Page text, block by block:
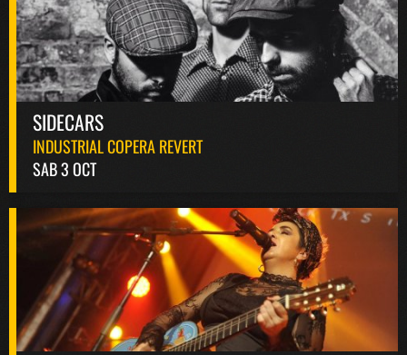
SIDECARS
INDUSTRIAL COPERA REVERT
SAB 3 OCT